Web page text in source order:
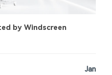
by Windscreen
Jan